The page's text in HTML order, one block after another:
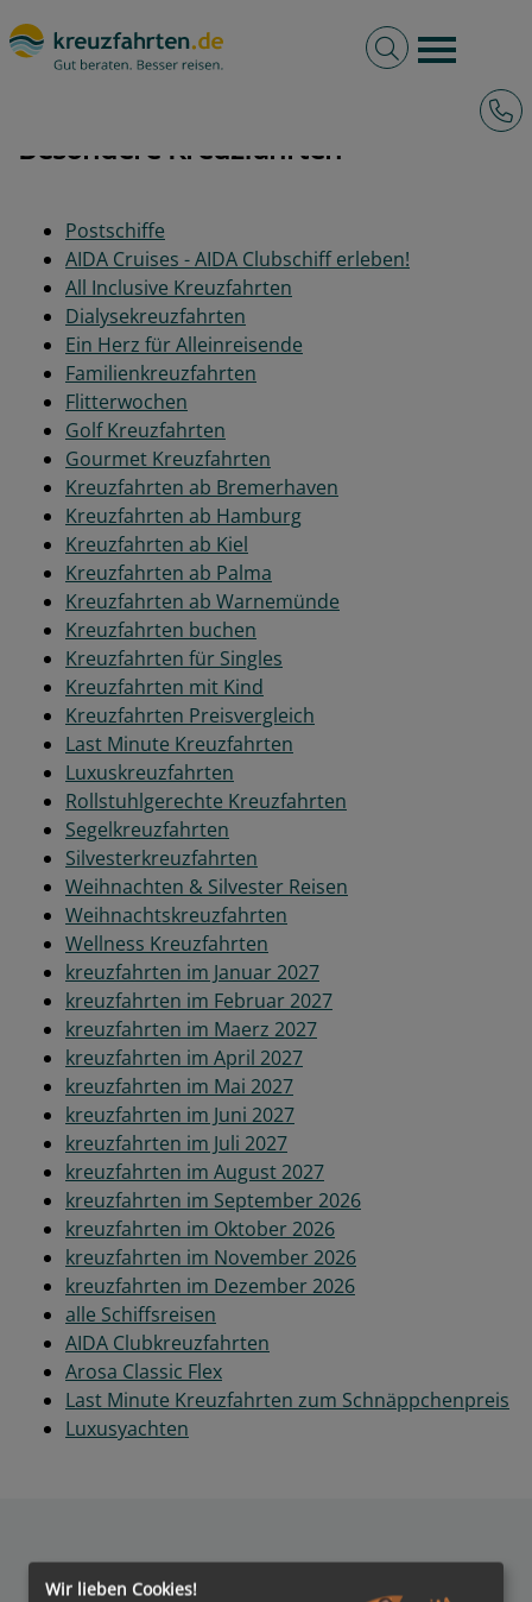
Burger
Volltextsuche
Besondere Kreuzfahrten
Postschiffe
AIDA Cruises - AIDA Clubschiff erleben!
All Inclusive Kreuzfahrten
Dialysekreuzfahrten
Ein Herz für Alleinreisende
Familienkreuzfahrten
Flitterwochen
Golf Kreuzfahrten
Gourmet Kreuzfahrten
Kreuzfahrten ab Bremerhaven
Kreuzfahrten ab Hamburg
Kreuzfahrten ab Kiel
Kreuzfahrten ab Palma
Kreuzfahrten ab Warnemünde
Kreuzfahrten buchen
Kreuzfahrten für Singles
Kreuzfahrten mit Kind
Kreuzfahrten Preisvergleich
Last Minute Kreuzfahrten
Luxuskreuzfahrten
Rollstuhlgerechte Kreuzfahrten
Segelkreuzfahrten
Silvesterkreuzfahrten
Weihnachten & Silvester Reisen
Weihnachtskreuzfahrten
Wellness Kreuzfahrten
kreuzfahrten im Januar 2027
kreuzfahrten im Februar 2027
kreuzfahrten im Maerz 2027
kreuzfahrten im April 2027
kreuzfahrten im Mai 2027
kreuzfahrten im Juni 2027
kreuzfahrten im Juli 2027
kreuzfahrten im August 2027
kreuzfahrten im September 2026
kreuzfahrten im Oktober 2026
kreuzfahrten im November 2026
kreuzfahrten im Dezember 2026
alle Schiffsreisen
AIDA Clubkreuzfahrten
Arosa Classic Flex
Last Minute Kreuzfahrten zum Schnäppchenpreis
Luxusyachten
Wir lieben Cookies!